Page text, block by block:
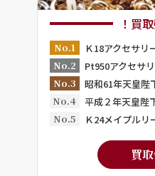
！買
No.1
Ｋ18アクセサリ
No.2
Pt950アクセサ
No.3
昭和61年天皇陛
No.4
平成２年天皇陛
No.5
Ｋ24メイプルリ
買